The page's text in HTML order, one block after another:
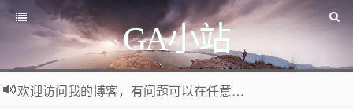
GA小站
欢迎访问我的博客，有问题可以在任意文章底部留言评论